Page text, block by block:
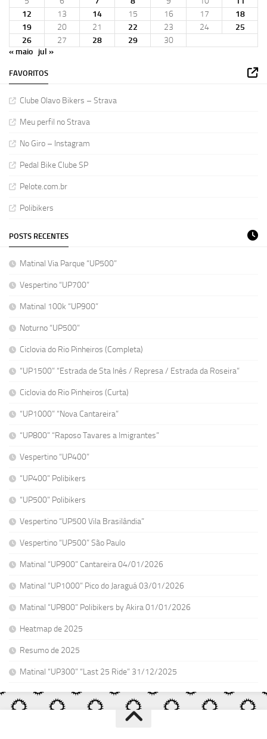
12
13 14 15 16 17
18
19
20 21 22 23 24
25
26
27 28 29
30
« maio jul »
FAVORITOS
Clube Olavo Bikers – Strava
Meu perfil no Strava
No Giro – Instagram
Pedal Bike Clube SP
Pelote.com.br
Polibikers
POSTS RECENTES
Matinal Via Parque “UP500”
Vespertino “UP700”
Matinal 100k “UP900”
Noturno “UP500”
Ciclovia do Rio Pinheiros (Completa)
“UP1500” “Estrada de Sta Inês / Represa / Estrada da Roseira”
Ciclovia do Rio Pinheiros (Curta)
“UP1000” “Nova Cantareira”
“UP800” “Raposo Tavares a Imigrantes”
Vespertino “UP400”
“UP400” Polibikers
“UP500” Polibikers
Vespertino “UP500 Vila Brasilândia”
Vespertino “UP500” São Paulo
Matinal “UP900” Cantareira 04/01/2026
Matinal “UP1000” Pico do Jaraguá 03/01/2026
Matinal “UP800” Polibikers by Akira 01/01/2026
Heatmap de 2025
Resumo de 2025
Matinal “UP300” “Last 25 Ride” 31/12/2025